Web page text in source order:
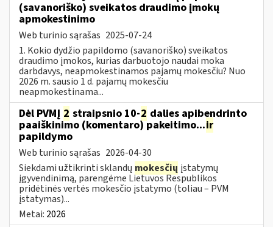
(savanoriško) sveikatos draudimo įmokų
apmokestinimo
Web turinio sąrašas 2025-07-24
1. Kokio dydžio papildomo (savanoriško) sveikatos
draudimo įmokos, kurias darbuotojo naudai moka
darbdavys, neapmokestinamos pajamų mokesčiu? Nuo
2026 m. sausio 1 d. pajamų mokesčiu
neapmokestinama...
Dėl PVMĮ 2 straipsnio 10-2 dalies apibendrinto
paaiškinimo (komentaro) pakeitimo...ir
papildymo
Web turinio sąrašas 2026-04-30
Siekdami užtikrinti sklandų mokesčių įstatymų
įgyvendinimą, parengėme Lietuvos Respublikos
pridėtinės vertės mokesčio įstatymo (toliau – PVM
įstatymas)...
Metai: 2026